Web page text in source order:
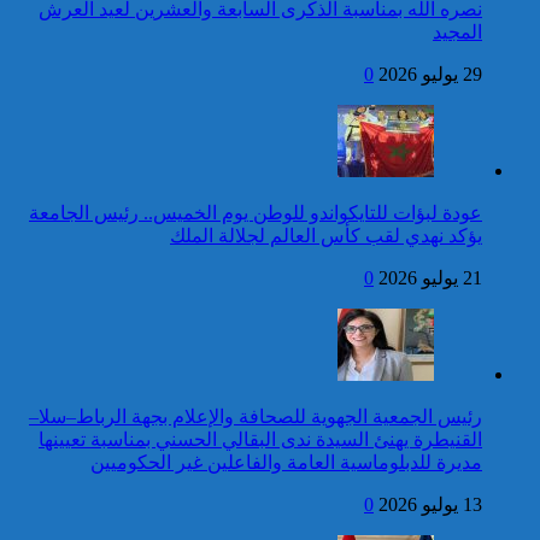
حصيلة حوادث السير
بالمناطق الحضرية خلال
الأسبوع المنصرم
مقتل شخص وإصابة 7
آخرين جراء اعتراض مسيرة
برقية تهنئة إلى جلالة الملك
من رئيس جمهورية الباراغواي
بمناسبة عيد العرش المجيد
من رئيس مجلس الوزراء
اللبناني بمناسبة عيد العرش
المديرية العامة للأمن الوطني تؤكد
بريطانية بشأن “اعتقال” مواطن
بريطاني عارية من الصحة
توقيف شخص للاشتباه في تورطه
في ارتكاب جريمة السرقة
المقرونة بالضرب والجرح المفضي
للموت كان ضحيتها مواطن أجنبي
بتارودانت
كاريكاتير
نصره الله بمناسبة الذكرى السابعة والعشرين لعيد العرش
المجيد
29 يوليو 2026 0
عودة لبؤات للتايكواندو للوطن يوم الخميس.. رئيس الجامعة
يؤكد نهدي لقب كأس العالم لجلالة الملك
21 يوليو 2026 0
رئيس الجمعية الجهوية للصحافة والإعلام بجهة الرباط–سلا–
القنيطرة يهنئ السيدة ندى البقالي الحسني بمناسبة تعيينها
مديرة للدبلوماسية العامة والفاعلين غير الحكوميين
13 يوليو 2026 0